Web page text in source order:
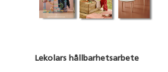
Lekolars hållbarhetsarbete